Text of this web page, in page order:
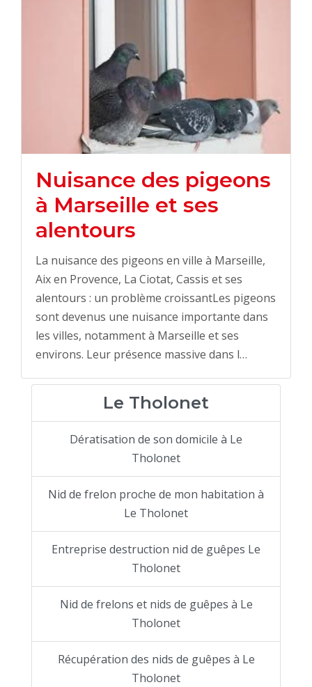
Nuisance des pigeons
à Marseille et ses
alentours
La nuisance des pigeons en ville à Marseille,
Aix en Provence, La Ciotat, Cassis et ses
alentours : un problème croissantLes pigeons
sont devenus une nuisance importante dans
les villes, notamment à Marseille et ses
environs. Leur présence massive dans l…
Le Tholonet
Dératisation de son domicile à Le
Tholonet
Nid de frelon proche de mon habitation à
Le Tholonet
Entreprise destruction nid de guêpes Le
Tholonet
Nid de frelons et nids de guêpes à Le
Tholonet
Récupération des nids de guêpes à Le
Tholonet